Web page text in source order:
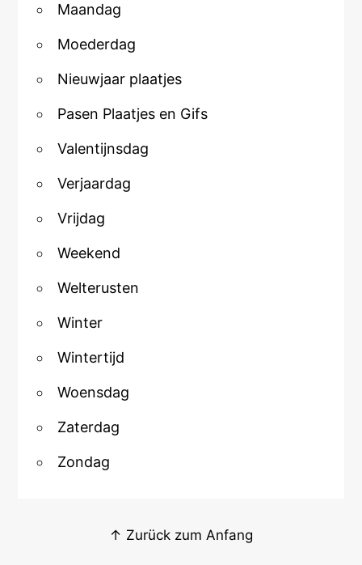
Maandag
Moederdag
Nieuwjaar plaatjes
Pasen Plaatjes en Gifs
Valentijnsdag
Verjaardag
Vrijdag
Weekend
Welterusten
Winter
Wintertijd
Woensdag
Zaterdag
Zondag
↑ Zurück zum Anfang